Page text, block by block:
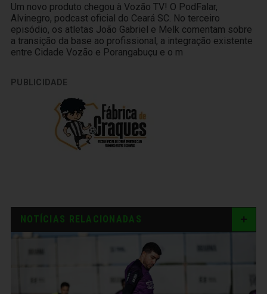
Um novo produto chegou à Vozão TV! O PodFalar,
Alvinegro, podcast oficial do Ceará SC. No terceiro
episódio, os atletas João Gabriel e Melk comentam sobre
a transição da base ao profissional, a integração existente
entre Cidade Vozão e Porangabuçu e o m
PUBLICIDADE
NOTÍCIAS RELACIONADAS